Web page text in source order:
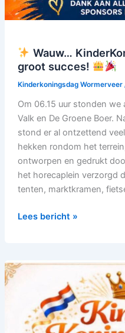
Wauw…
groot succes!
Kinderkoningsdag Wormerveer
Om 06.15 uur stonden we
Valk en De Groene Boer.
stond er al ontzettend
hekken rondom het
ontworpen en gedrukt
het horecaplein verzorgd
tenten, marktkramen,
Lees bericht »
Nieuwe
samenwerkingen!